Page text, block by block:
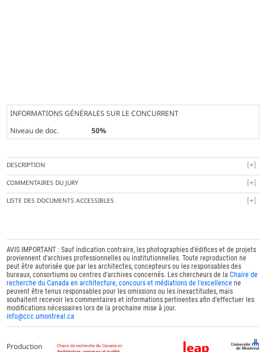
INFORMATIONS GÉNÉRALES SUR LE CONCURRENT
Niveau de doc.
50%
DESCRIPTION
COMMENTAIRES DU JURY
LISTE DES DOCUMENTS ACCESSIBLES
AVIS IMPORTANT : Sauf indication contraire, les photographies d'édifices et de projets
proviennent d'archives professionnelles ou institutionnelles. Toute reproduction ne
peut être autorisée que par les architectes, concepteurs ou les responsables des
bureaux, consortiums ou centres d'archives concernés. Les chercheurs de laChaire de
recherche du Canada en architecture, concours et médiations de l'excellence ne
peuvent être tenus responsables pour les omissions ou les inexactitudes, mais
souhaitent recevoir les commentaires et informations pertinentes afin d'effectuer les
modifications nécessaires lors de la prochaine mise à jour.
info@ccc.umontreal.ca
Production